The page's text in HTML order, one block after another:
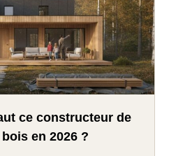
ce constructeur de
en 2026 ?